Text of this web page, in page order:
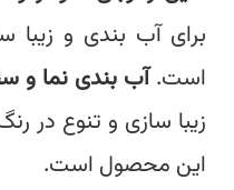
برای آب بندی و
است.آب بندی نما و
زیبا سازی و تنوع در
این محصول است.